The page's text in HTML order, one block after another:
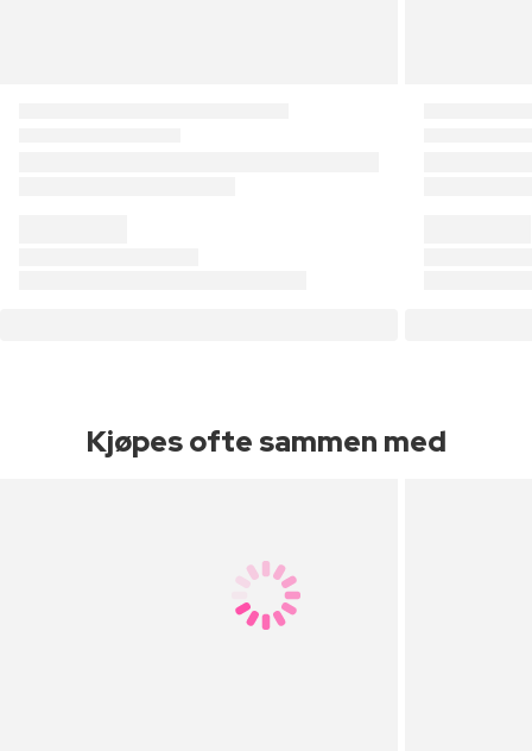
Kjøpes ofte sammen med